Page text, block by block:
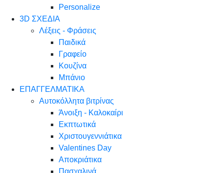
Personalize
3D ΣΧΕΔΙΑ
Λέξεις - Φράσεις
Παιδικά
Γραφείο
Κουζίνα
Μπάνιο
ΕΠΑΓΓΕΛΜΑΤΙΚΑ
Αυτοκόλλητα βιτρίνας
Άνοιξη - Καλοκαίρι
Εκπτωτικά
Χριστουγεννιάτικα
Valentines Day
Αποκριάτικα
Πασχαλινά